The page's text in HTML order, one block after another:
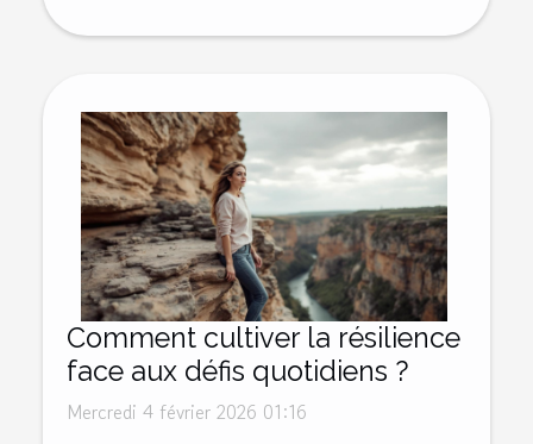
Comment cultiver la résilience
face aux défis quotidiens ?
Mercredi 4 février 2026 01:16